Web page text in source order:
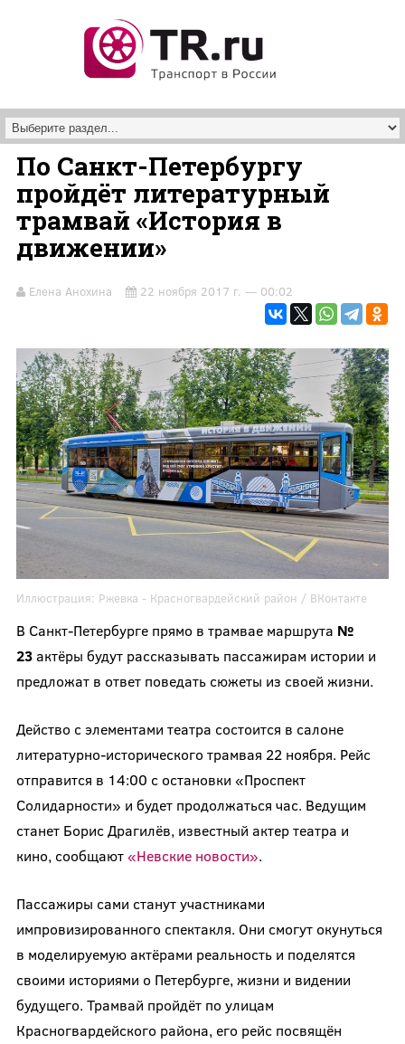
По Санкт-Петербургу
пройдёт литературный
трамвай «История в
движении»
Елена Анохина 22 ноября 2017 г. — 00:02
Иллюстрация: Ржевка - Красногвардейский район / ВКонтакте
В Санкт-Петербурге прямо в трамвае маршрута №
23актёры будут рассказывать пассажирам истории и
предложат в ответ поведать сюжеты из своей жизни.
Действо с элементами театра состоится в салоне
литературно-исторического трамвая 22 ноября. Рейс
отправится в 14:00 с остановки «Проспект
Солидарности» и будет продолжаться час. Ведущим
станет Борис Драгилёв, известный актер театра и
кино, сообщают«Невские новости».
Пассажиры сами станут участниками
импровизированного спектакля. Они смогут окунуться
в моделируемую актёрами реальность и поделятся
своими историями о Петербурге, жизни и видении
будущего. Трамвай пройдёт по улицам
Красногвардейского района, его рейс посвящён